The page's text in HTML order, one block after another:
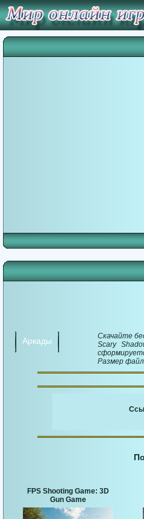
Аркады
Скачайте
Scary
Размер
FPS Shooting Game: 3D
Gun Game